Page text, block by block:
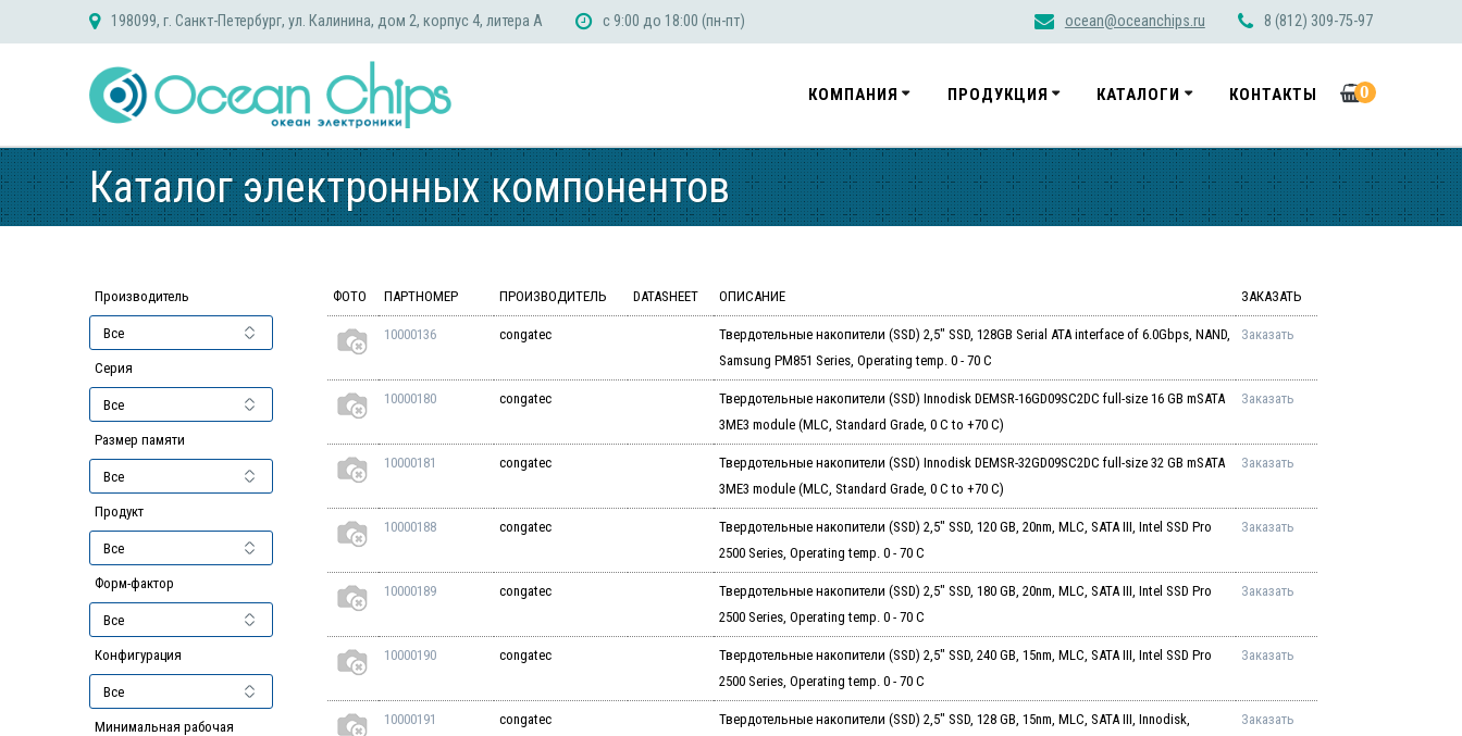
198099, г. Санкт-Петербург, ул. Калинина, дом 2, корпус 4, литера А с 9:00 до 18:00 (пн-пт) ocean@oceanchips.ru 8 (812) 309-75-97
КОМПАНИЯ ПРОДУКЦИЯ КАТАЛОГИ КОНТАКТЫ 0
Каталог электронных компонентов
Производитель
Серия
Размер памяти
Продукт
Форм-фактор
Конфигурация
Минимальная рабочая
ФОТО ПАРТНОМЕР ПРОИЗВОДИТЕЛЬ DATASHEET ОПИСАНИЕ ЗАКАЗАТЬ
10000136 congatec
Твердотельные накопители (SSD) 2,5" SSD, 128GB Serial ATA interface of 6.0Gbps, NAND,
Samsung PM851 Series, Operating temp. 0 - 70 C
Заказать
10000180 congatec
Твердотельные накопители (SSD) Innodisk DEMSR-16GD09SC2DC full-size 16 GB mSATA
3ME3 module (MLC, Standard Grade, 0 C to +70 C)
Заказать
10000181 congatec
Твердотельные накопители (SSD) Innodisk DEMSR-32GD09SC2DC full-size 32 GB mSATA
3ME3 module (MLC, Standard Grade, 0 C to +70 C)
Заказать
10000188 congatec
Твердотельные накопители (SSD) 2,5" SSD, 120 GB, 20nm, MLC, SATA III, Intel SSD Pro
2500 Series, Operating temp. 0 - 70 C
Заказать
10000189 congatec
Твердотельные накопители (SSD) 2,5" SSD, 180 GB, 20nm, MLC, SATA III, Intel SSD Pro
2500 Series, Operating temp. 0 - 70 C
Заказать
10000190 congatec
Твердотельные накопители (SSD) 2,5" SSD, 240 GB, 15nm, MLC, SATA III, Intel SSD Pro
2500 Series, Operating temp. 0 - 70 C
Заказать
10000191 congatec
Твердотельные накопители (SSD) 2,5" SSD, 128 GB, 15nm, MLC, SATA III, Innodisk,
Заказать